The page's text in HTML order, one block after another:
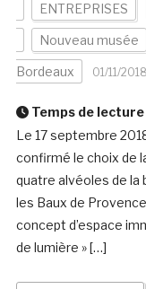
ENTREPRISES
Nouveau musée
Bordeaux 01/11/2018
Temps de lecture
Le 17 septembre
confirmé le choix de
quatre alvéoles de la
les Baux de
concept d’espace
de lumière » […]